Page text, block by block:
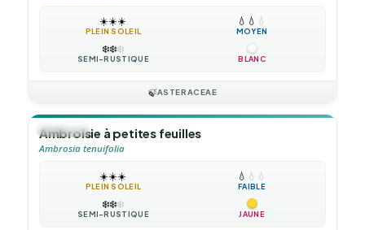
☀️☀️☀️
PLEIN SOLEIL
💧 💧 💧
MOYEN
❄️❄️❄️
SEMI-RUSTIQUE BLANC
🍃ASTERACEAE
🪴VIVACE
Ambroisie à petites feuilles
Ambrosia tenuifolia
☀️☀️☀️
PLEIN SOLEIL
💧 💧 💧
FAIBLE
❄️❄️❄️
SEMI-RUSTIQUE JAUNE